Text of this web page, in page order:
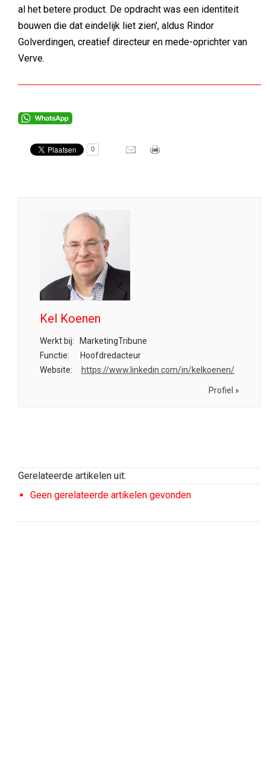
al het betere product. De opdracht was een identiteit
bouwen die dat eindelijk liet zien', aldus Rindor
Golverdingen, creatief directeur en mede-oprichter van
Verve.
0
Kel Koenen
Werkt bij:
MarketingTribune
Functie:
Hoofdredacteur
Website:
https://www.linkedin.com/in/kelkoenen/
Profiel »
Gerelateerde artikelen uit:
Geen gerelateerde artikelen gevonden